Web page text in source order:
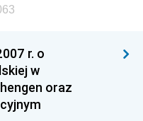
r. o
w
oraz